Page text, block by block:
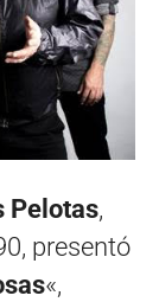
Pelotas,
presentó
«,